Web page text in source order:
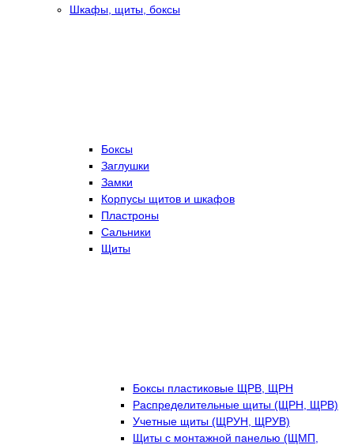
Шкафы, щиты, боксы
Боксы
Заглушки
Замки
Корпусы щитов и шкафов
Пластроны
Сальники
Щиты
Боксы пластиковые ЩРВ, ЩРН
Распределительные щиты (ЩРН, ЩРВ)
Учетные щиты (ЩРУН, ЩРУВ)
Щиты с монтажной панелью (ЩМП,